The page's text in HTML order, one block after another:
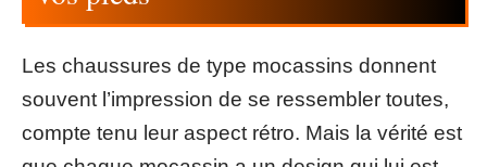
Les chaussures de type mocassins donnent
souvent l’impression de se ressembler toutes,
compte tenu leur aspect rétro. Mais la vérité est